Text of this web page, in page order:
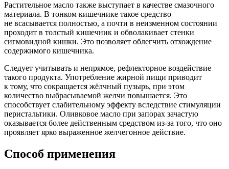
Растительное масло также выступает в качестве смазочного
материала. В тонком кишечнике такое средство
не всасывается полностью, а почти в неизменном состоянии
проходит в толстый кишечник и обволакивает стенки
сигмовидной кишки. Это позволяет облегчить отхождение
содержимого кишечника.
Следует учитывать и непрямое, рефлекторное воздействие
такого продукта. Употребление жирной пищи приводит
к тому, что сокращается жёлчный пузырь, при этом
количество выбрасываемой желчи повышается. Это
способствует слабительному эффекту вследствие стимуляции
перистальтики. Оливковое масло при запорах зачастую
оказывается более действенным средством из-за того, что оно
проявляет ярко выраженное желчегонное действие.
Способ применения